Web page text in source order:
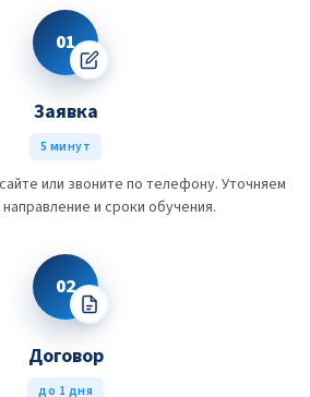
01
Заявка
5 минут
или звоните по телефону. Уточняем
и сроки обучения.
02
Договор
до 1 дня